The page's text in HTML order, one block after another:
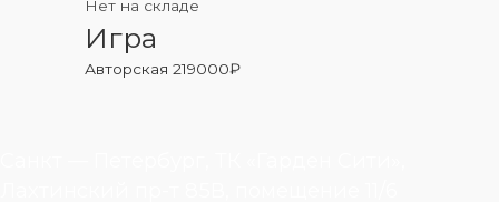
Нет на складе
Игра
Авторская219000₽